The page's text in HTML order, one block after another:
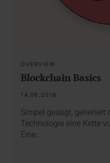
OVERVIEW
Blockchain Basics
14.06.2018
Simpel gesagt, generiert
Technologie eine Kette
Eine…